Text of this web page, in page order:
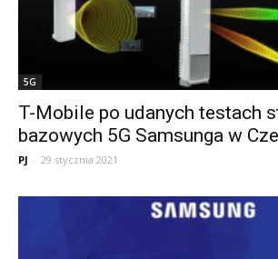
5G
T-Mobile po udanych testach
bazowych 5G Samsunga w
PJ - 29 stycznia 2021